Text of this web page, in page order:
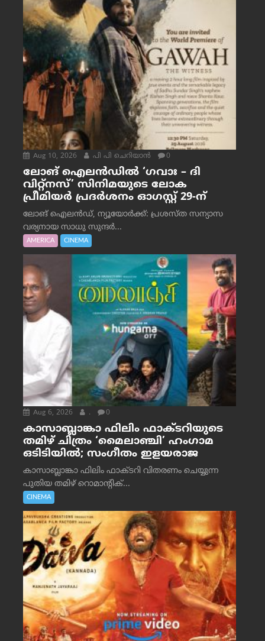
Aug 10, 2026 പി പി ചെറിയാൻ 0
ലോങ് ഐലൻഡിൽ ‘ഗവാഃ – ദി
വിറ്റ്‌നസ്’ സിനിമയുടെ ലോക
പ്രീമിയർ പ്രദർശനം ഓഗസ്റ്റ് 29-ന്
ലോങ് ഐലൻഡ്, ന്യൂയോർക്ക്: പ്രശസ്ത സന്യാസ
വര്യനായ സാധു സുന്ദർ...
AMERICA CINEMA
Aug 6, 2026 . 0
കാസാബ്ലാങ്കാ ഫിലിം ഫാക്ടറിയുടെ
തമിഴ് ചിത്രം ‘മൈലാഞ്ചി’ ഹംഗാമ
ഒടിടിയിൽ; സംഗീതം ഇളയരാജ
കാസാബ്ലാങ്കാ ഫിലിം ഫാക്ടറി വിതരണം ചെയ്യുന്ന
പുതിയ തമിഴ് റൊമാന്റിക്...
CINEMA